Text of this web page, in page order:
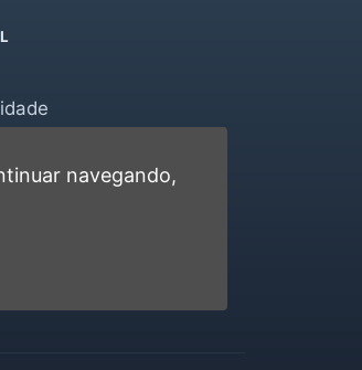
navegando,